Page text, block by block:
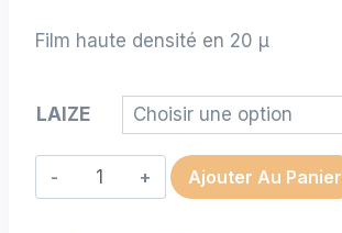
Film haute densité en 20 µ
LAIZE
quantité
de
Ajouter Au Panier